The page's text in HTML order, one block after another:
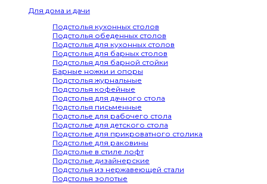
Для дома и дачи
Подстолья кухонных столов
Подстолья обеденных столов
Подстолья для кухонных столов
Подстолья для барных столов
Подстолья для барной стойки
Барные ножки и опоры
Подстолья журнальные
Подстолья кофейные
Подстолья для дачного стола
Подстолья письменные
Подстолье для рабочего стола
Подстолье для детского стола
Подстолье для прикроватного столика
Подстолье для раковины
Подстолье в стиле лофт
Подстолье дизайнерские
Подстолья из нержавеющей стали
Подстолья золотые